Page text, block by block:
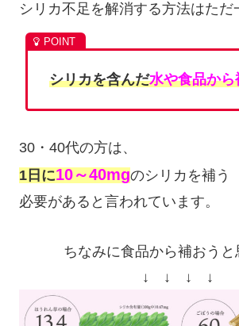
シリカ不足を解消する方法はただ
シリカを含んだ水や食品から
30・40代の方は、
1日に10～40mgのシリカを補う
必要があると言われています。
ちなみに食品から補おう
↓ ↓ ↓ ↓